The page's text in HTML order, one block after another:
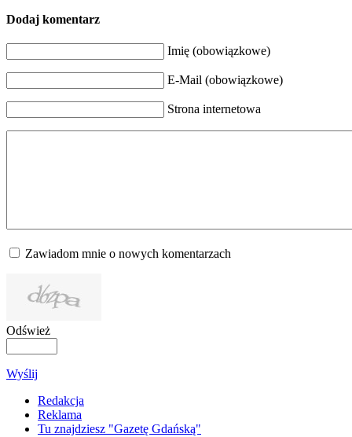
Dodaj komentarz
Imię (obowiązkowe)
E-Mail (obowiązkowe)
Strona internetowa
Zawiadom mnie o nowych komentarzach
Odśwież
Wyślij
Redakcja
Reklama
Tu znajdziesz "Gazetę Gdańską"